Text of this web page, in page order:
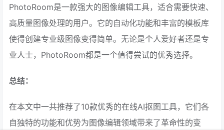
PhotoRoom是一款强大的图像编辑工具，适合需要快速、
高质量图像处理的用户。它的自动化功能和丰富的模板库
使得创建专业级图像变得简单。无论是个人爱好者还是专
业人士，PhotoRoom都是一个值得尝试的优秀选择。
总结：
在本文中一共推荐了10款优秀的在线AI抠图工具，它们各
自独特的功能和优势为图像编辑领域带来了革命性的变